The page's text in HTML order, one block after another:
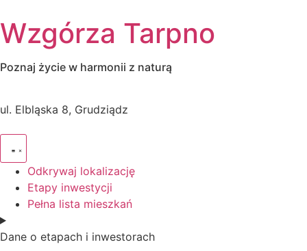
Wzgórza Tarpno
Poznaj życie w harmonii z naturą
ul. Elbląska 8, Grudziądz
Odkrywaj lokalizację
Etapy inwestycji
Pełna lista mieszkań
Dane o etapach i inwestorach